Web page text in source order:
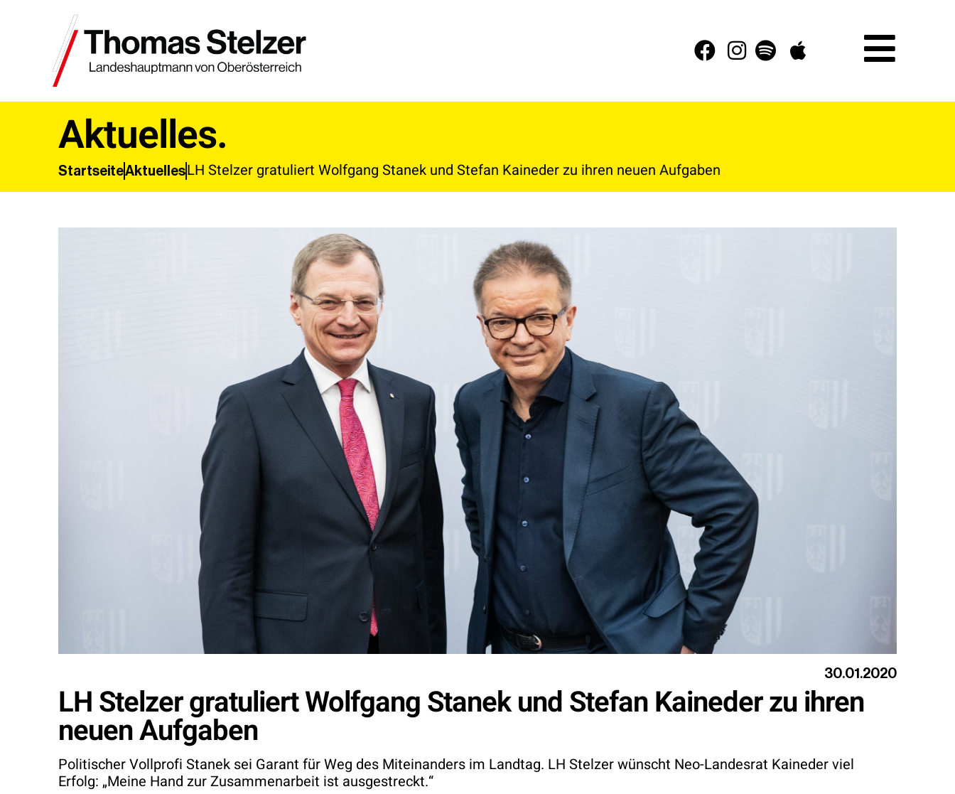
Aktuelles.
StartseiteAktuellesLH Stelzer gratuliert Wolfgang Stanek und Stefan Kaineder zu ihren neuen Aufgaben
30.01.2020
LH Stelzer gratuliert Wolfgang Stanek und Stefan Kaineder zu ihren
neuen Aufgaben
Politischer Vollprofi Stanek sei Garant für Weg des Miteinanders im Landtag. LH Stelzer wünscht Neo-Landesrat Kaineder viel
Erfolg: „Meine Hand zur Zusammenarbeit ist ausgestreckt.“